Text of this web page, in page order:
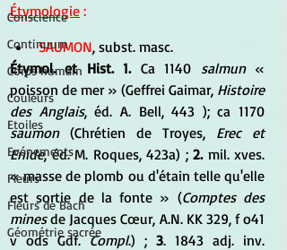
Conscience
Continuum
Corps humain
Couleurs
Etoiles
Evénements
Fleurs
Fleurs de Bach
Géométrie sacrée
Étymologie :
SAUMON, subst. masc.
Étymol. et Hist. 1. Ca 1140 salmun «
poisson de mer » (Geffrei Gaimar, Histoire
des Anglais, éd. A. Bell, 443 ); ca 1170
saumon (Chrétien de Troyes, Erec et
Enide, éd. M. Roques, 423a) ; 2. mil. xves.
« masse de plomb ou d'étain telle qu'elle
est sortie de la fonte » (Comptes des
mines de Jacques Cœur, A.N. KK 329, f o41
v ods Gdf. Compl.) ; 3. 1843 adj. inv.